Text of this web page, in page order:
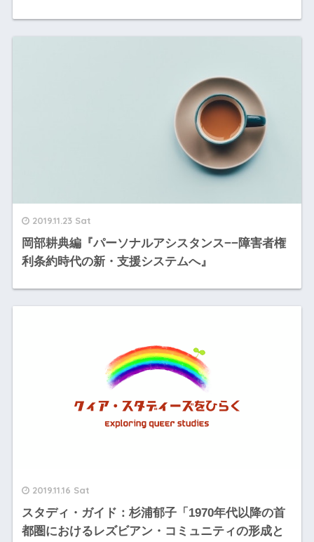
2019.11.23 Sat
岡部耕典編『パーソナルアシスタンス−−障害者権
利条約時代の新・支援システムへ』
2019.11.16 Sat
スタディ・ガイド：杉浦郁子「1970年代以降の首
都圏におけるレズビアン・コミュニティの形成と